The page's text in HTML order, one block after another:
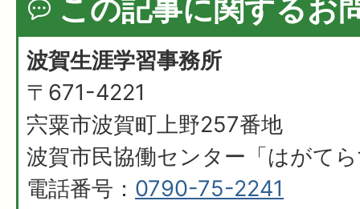
この記事に関するお
波賀生涯学習事務所
〒671-4221
宍粟市波賀町上野257番地​​​​​​​​​​​​​​
波賀市民協働センター「はがて
電話番号： 0790-75-2241